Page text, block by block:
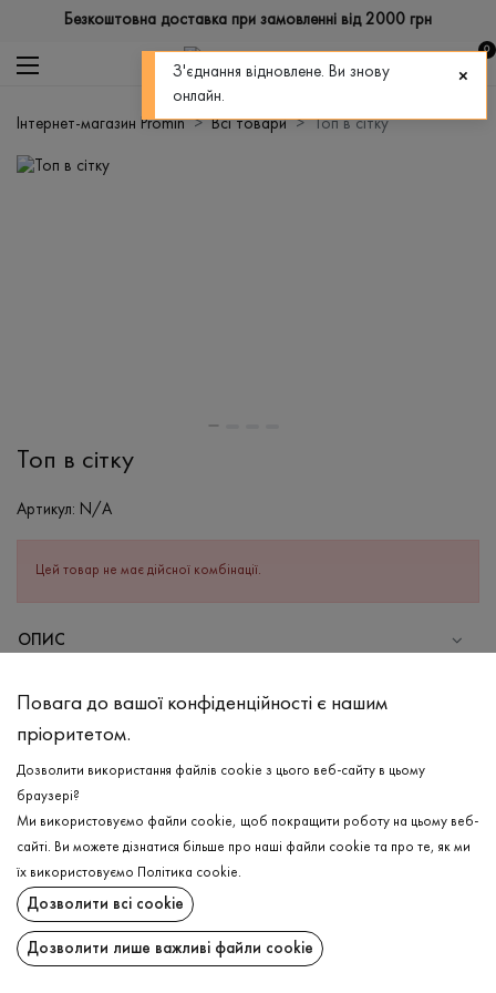
Безкоштовна доставка при замовленні від 2000 грн
0
Інтернет-магазин Promin Всі товари Топ в сітку
Топ в сітку
Артикул: N/A
Цей товар не має дійсної комбінації.
ОПИС
Ваших образів! Має ніжну повітрянопроникливу структуру,
завдяки якій в будь-яку погоду відчувається легкість та свіжість.
По горловині, рукавам та манжеті є окантовка, що надає
виробу довершеності. Можливо стилізувати з різними типами
одягу та аксесуарів, адже виріб універсальний, але водночас
СКЛАД
Бавовна - 68%, Поліестер - 32%
ДОГЛЯД
ДОСТАВКА
ПОВЕРНЕННЯ
Повага до вашої конфіденційності є нашим
пріоритетом.
Дозволити використання файлів cookie з цього веб-сайту в цьому
браузері?
Ми використовуємо файли cookie, щоб покращити роботу на цьому веб-
сайті. Ви можете дізнатися більше про наші файли cookie та про те, як ми
їх використовуємо
Політика cookie.
Дозволити всі cookie
Дозволити лише важливі файли cookie
З'єднання відновлене. Ви знову
онлайн.